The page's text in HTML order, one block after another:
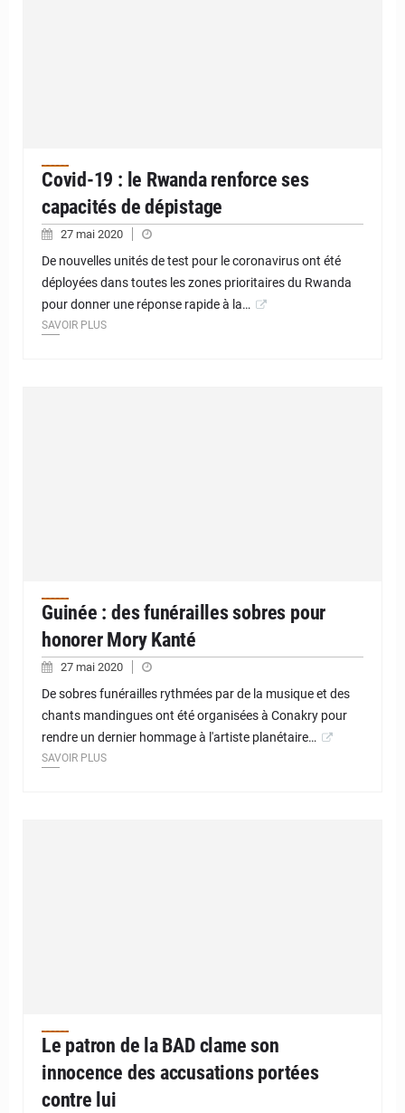
Covid-19 : le Rwanda renforce ses
capacités de dépistage
27 mai 2020
De nouvelles unités de test pour le coronavirus ont été
déployées dans toutes les zones prioritaires du Rwanda
pour donner une réponse rapide à la…
SAVOIR PLUS
Guinée : des funérailles sobres pour
honorer Mory Kanté
27 mai 2020
De sobres funérailles rythmées par de la musique et des
chants mandingues ont été organisées à Conakry pour
rendre un dernier hommage à l'artiste planétaire…
SAVOIR PLUS
Le patron de la BAD clame son
innocence des accusations portées
contre lui